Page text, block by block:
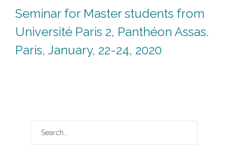
Seminar for Master students from
Université Paris 2, Panthéon Assas.
Paris, January, 22-24, 2020